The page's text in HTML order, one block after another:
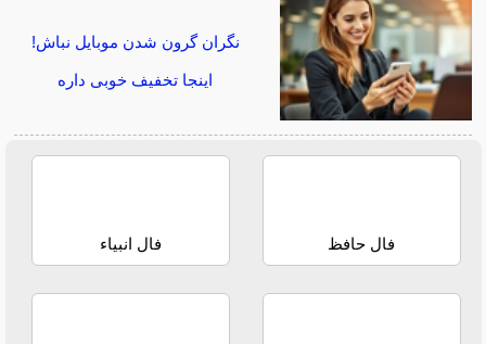
نگران گرون شدن موبایل نباش!
اینجا تخفیف خوبی داره
فال حافظ فال انبیاء